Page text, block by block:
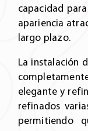
capacidad
apariencia
largo plazo.
La instalación
elegante y
refinados
permitiendo